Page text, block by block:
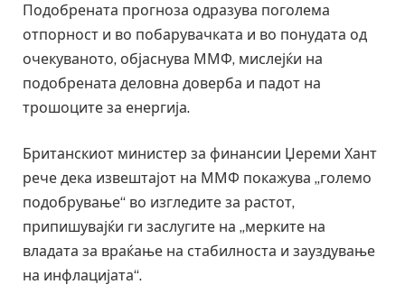
Подобрената прогноза одразува поголема
отпорност и во побарувачката и во понудата од
очекуваното, објаснува ММФ, мислејќи на
подобрената деловна доверба и падот на
трошоците за енергија.
Британскиот министер за финансии Џереми Хант
рече дека извештајот на ММФ покажува „големо
подобрување“ во изгледите за растот,
припишувајќи ги заслугите на „мерките на
владата за враќање на стабилноста и зауздување
на инфлацијата“.